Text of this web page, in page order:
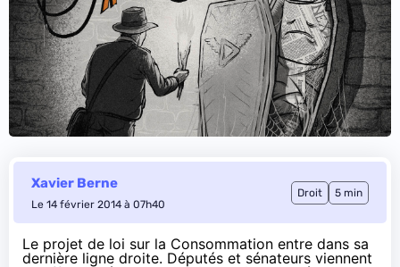
Xavier Berne
Le 14 février 2014 à 07h40
Droit 5 min
Le projet de loi sur la Consommation entre dans sa
dernière ligne droite. Députés et sénateurs viennent